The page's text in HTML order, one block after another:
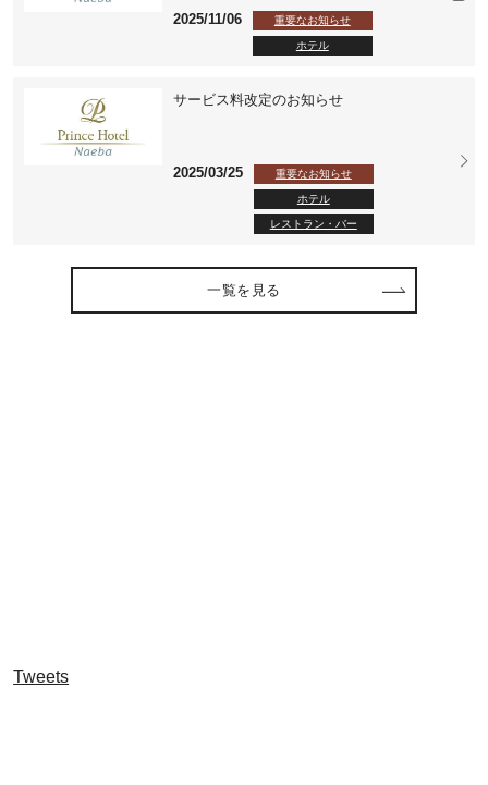
2025/11/06 重要なお知らせ
ホテル
サービス料改定のお知らせ
2025/03/25 重要なお知らせ
ホテル
レストラン・バー
一覧を見る
Tweets